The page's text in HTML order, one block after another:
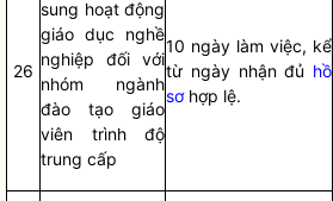
26
sung hoạt động
giáo dục nghề
nghiệp đối với
nhóm ngành
đào tạo giáo
viên trình độ
trung cấp
10 ngày làm việc, kể
từ ngày nhận đủ hồ
sơhợp lệ.